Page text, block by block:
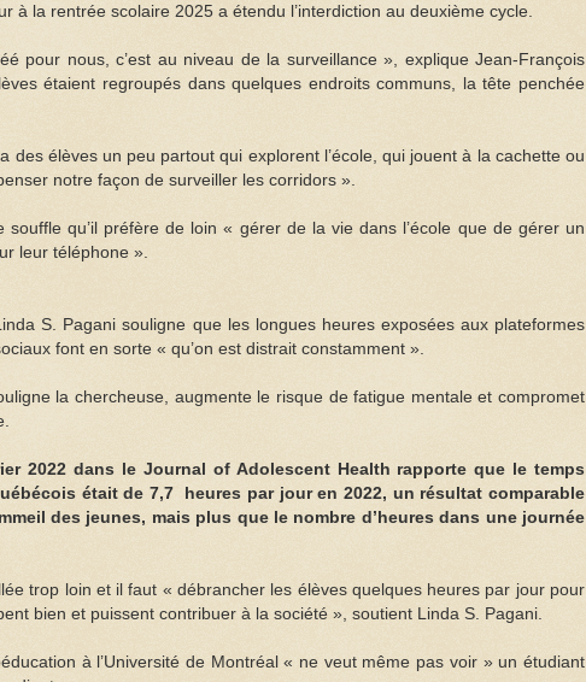
à la rentrée scolaire 2025 a étendu l’interdiction au deuxième cycle.
pour nous, c’est au niveau de la surveillance », explique Jean-François
étaient regroupés dans quelques endroits communs, la tête penchée
des élèves un peu partout qui explorent l’école, qui jouent à la cachette ou
notre façon de surveiller les corridors ».
souffle qu’il préfère de loin « gérer de la vie dans l’école que de gérer un
leur téléphone ».
S. Pagani souligne que les longues heures exposées aux plateformes
font en sorte « qu’on est distrait constamment ».
la chercheuse, augmente le risque de fatigue mentale et compromet
2022 dans le Journal of Adolescent Health rapporte que le temps
était de 7,7 heures par jour en 2022, un résultat comparable
des jeunes, mais plus que le nombre d’heures dans une journée
trop loin et il faut « débrancher les élèves quelques heures par jour pour
bien et puissent contribuer à la société », soutient Linda S. Pagani.
à l’Université de Montréal « ne veut même pas voir » un étudiant